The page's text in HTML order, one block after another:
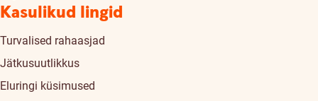
Kasulikud lingid
Turvalised rahaasjad
Jätkusuutlikkus
Eluringi küsimused